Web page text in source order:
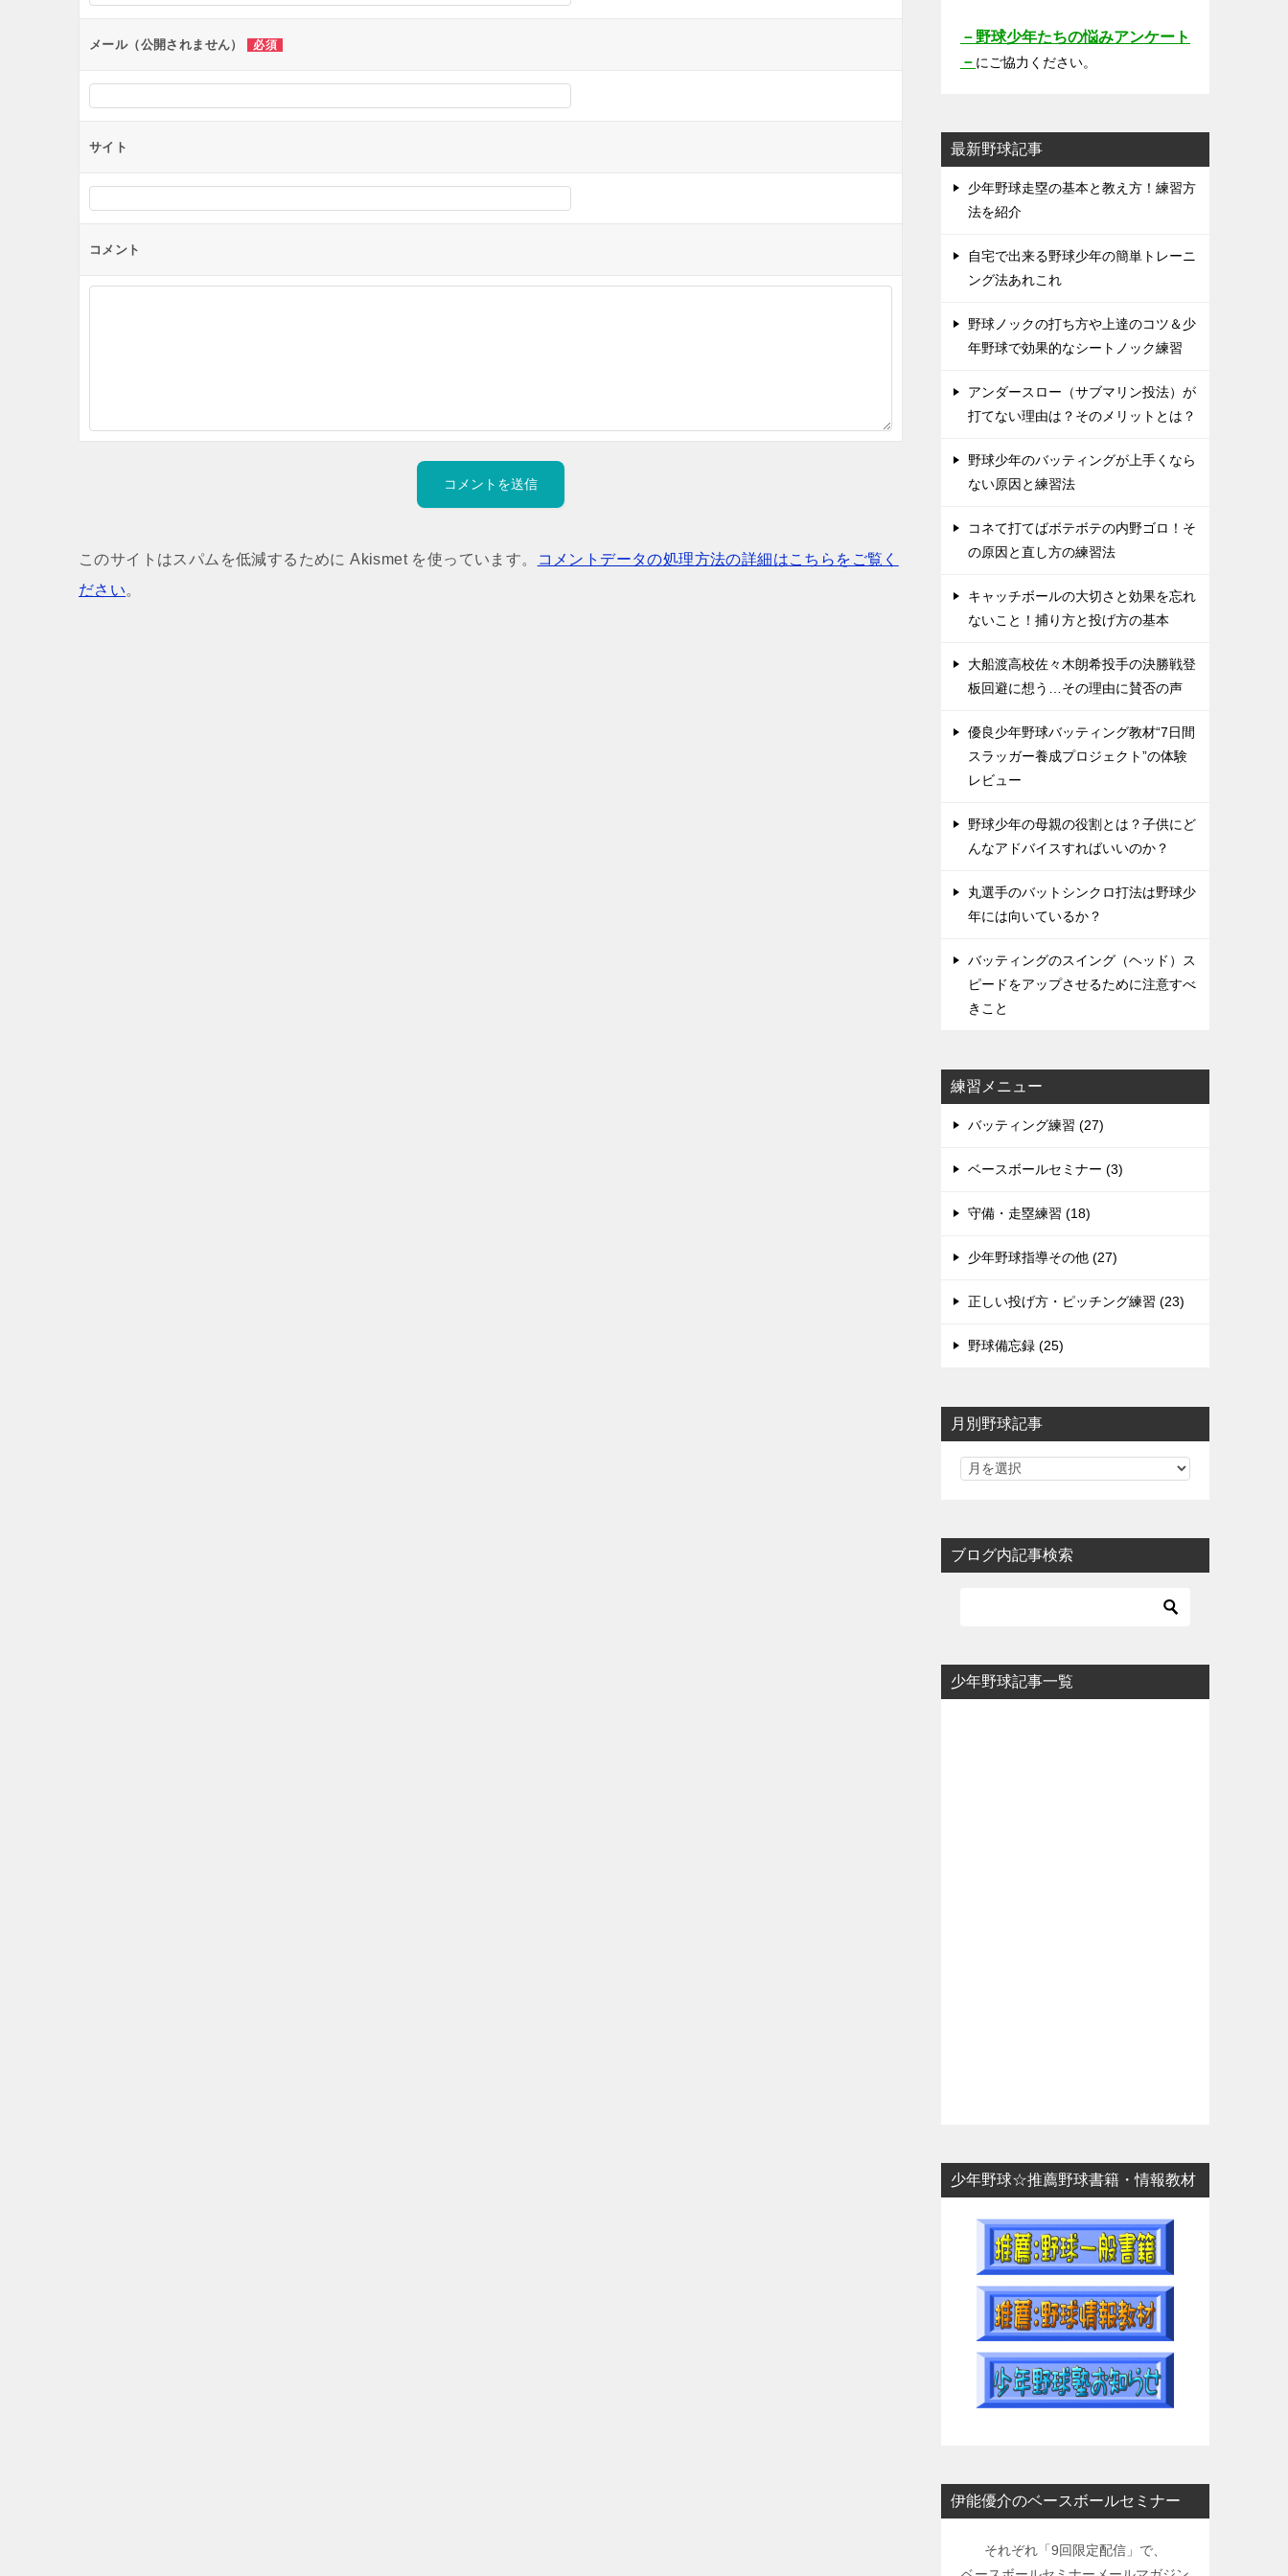
ン
メール（公開されません） 必須
サイト
コメント
このサイトはスパムを低減するために Akismet を使っています。
コメントデータの処理方法の詳細はこちらをご覧く
ださい。
－野球少年たちの悩みアンケート
－ にご協力ください。
最新野球記事
少年野球走塁の基本と教え方！練習方
法を紹介
自宅で出来る野球少年の簡単トレーニ
ング法あれこれ
野球ノックの打ち方や上達のコツ＆少
年野球で効果的なシートノック練習
アンダースロー（サブマリン投法）が
打てない理由は？そのメリットとは？
野球少年のバッティングが上手くなら
ない原因と練習法
コネて打てばボテボテの内野ゴロ！そ
の原因と直し方の練習法
キャッチボールの大切さと効果を忘れ
ないこと！捕り方と投げ方の基本
大船渡高校佐々木朗希投手の決勝戦登
板回避に想う…その理由に賛否の声
優良少年野球バッティング教材“7日間
スラッガー養成プロジェクト”の体験
レビュー
野球少年の母親の役割とは？子供にど
んなアドバイスすればいいのか？
丸選手のバットシンクロ打法は野球少
年には向いているか？
バッティングのスイング（ヘッド）ス
ピードをアップさせるために注意すべ
きこと
練習メニュー
バッティング練習 (27)
ベースボールセミナー (3)
守備・走塁練習 (18)
少年野球指導その他 (27)
正しい投げ方・ピッチング練習 (23)
野球備忘録 (25)
月別野球記事
ブログ内記事検索
少年野球記事一覧
少年野球☆推薦野球書籍・情報教材
伊能優介のベースボールセミナー
それぞれ「9回限定配信」で、